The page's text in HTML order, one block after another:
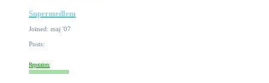
Supermedlem
Joined: maj '07
Posts:
Reputation: